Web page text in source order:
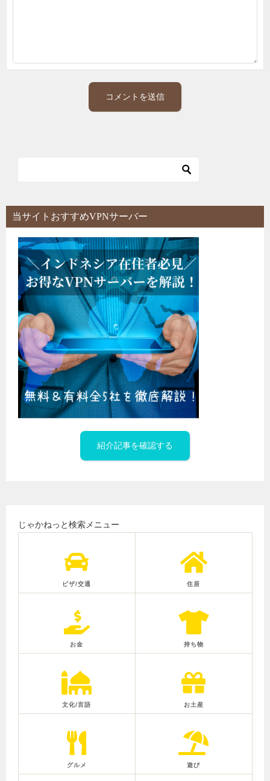
当サイトおすすめVPNサーバー
紹介記事を確認する
じゃかねっと検索メニュー
ビザ/交通 住居
お金 持ち物
文化/言語 お土産
グルメ 遊び